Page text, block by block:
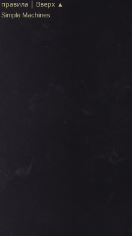
| Вверх ▲
Simple Machines